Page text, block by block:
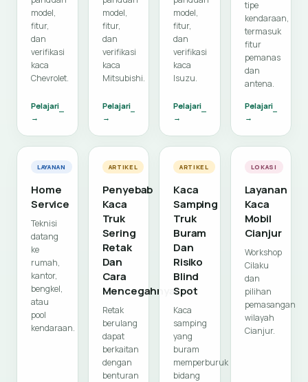
model,
fitur,
dan
verifikasi
kaca
Chevrolet.
Pelajari
→
model,
fitur,
dan
verifikasi
kaca
Mitsubishi.
Pelajari
→
model,
fitur,
dan
verifikasi
kaca
Isuzu.
Pelajari
→
tipe
kendaraan,
termasuk
fitur
pemanas
dan
antena.
Pelajari
→
LAYANAN
Home
Service
Teknisi
datang
ke
rumah,
kantor,
bengkel,
atau
pool
kendaraan.
ARTIKEL
Penyebab
Kaca
Truk
Sering
Retak
Dan
Cara
Mencegahnya
Retak
berulang
dapat
berkaitan
dengan
benturan
ARTIKEL
Kaca
Samping
Truk
Buram
Dan
Risiko
Blind
Spot
Kaca
samping
yang
buram
memperburuk
bidang
LOKASI
Layanan
Kaca
Mobil
Cianjur
Workshop
Cilaku
dan
pilihan
pemasangan
wilayah
Cianjur.